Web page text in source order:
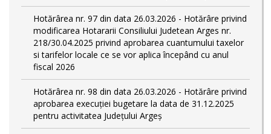
Hotărârea nr. 97 din data 26.03.2026 - Hotărâre privind
modificarea Hotararii Consiliului Judetean Arges nr.
218/30.04.2025 privind aprobarea cuantumului taxelor
si tarifelor locale ce se vor aplica începând cu anul
fiscal 2026
Hotărârea nr. 98 din data 26.03.2026 - Hotărâre privind
aprobarea execuției bugetare la data de 31.12.2025
pentru activitatea Județului Argeș